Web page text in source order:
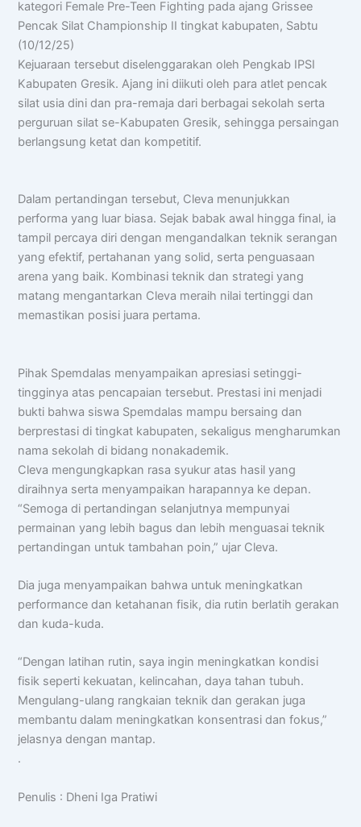
Artificial Intelligence Spemdalas Assistant
Halo! SayaAISA-A rtificialIntelligence
Spemdalas Assistant.
Ada yang bisa saya bantu?
📝 Info Pendaftaran (PPDB)
📍 Lokasi & Kontak
kategori Female Pre-Teen Fighting pada ajang Grissee
Pencak Silat Championship II tingkat kabupaten, Sabtu
(10/12/25)
Kejuaraan tersebut diselenggarakan oleh Pengkab IPSI
Kabupaten Gresik. Ajang ini diikuti oleh para atlet pencak
silat usia dini dan pra-remaja dari berbagai sekolah serta
perguruan silat se-Kabupaten Gresik, sehingga persaingan
berlangsung ketat dan kompetitif.
Dalam pertandingan tersebut, Cleva menunjukkan
performa yang luar biasa. Sejak babak awal hingga final, ia
tampil percaya diri dengan mengandalkan teknik serangan
yang efektif, pertahanan yang solid, serta penguasaan
arena yang baik. Kombinasi teknik dan strategi yang
matang mengantarkan Cleva meraih nilai tertinggi dan
memastikan posisi juara pertama.
Pihak Spemdalas menyampaikan apresiasi setinggi-
tingginya atas pencapaian tersebut. Prestasi ini menjadi
bukti bahwa siswa Spemdalas mampu bersaing dan
berprestasi di tingkat kabupaten, sekaligus mengharumkan
nama sekolah di bidang nonakademik.
Cleva mengungkapkan rasa syukur atas hasil yang
diraihnya serta menyampaikan harapannya ke depan.
“Semoga di pertandingan selanjutnya mempunyai
permainan yang lebih bagus dan lebih menguasai teknik
pertandingan untuk tambahan poin,” ujar Cleva.
Dia juga menyampaikan bahwa untuk meningkatkan
performance dan ketahanan fisik, dia rutin berlatih gerakan
dan kuda-kuda.
“Dengan latihan rutin, saya ingin meningkatkan kondisi
fisik seperti kekuatan, kelincahan, daya tahan tubuh.
Mengulang-ulang rangkaian teknik dan gerakan juga
membantu dalam meningkatkan konsentrasi dan fokus,”
jelasnya dengan mantap.
.
Penulis : Dheni Iga Pratiwi